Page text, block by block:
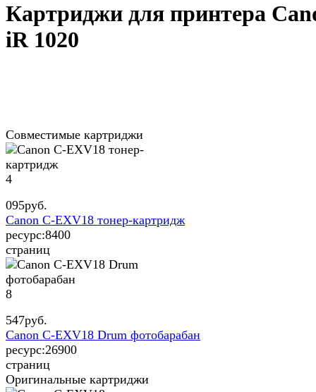
Картриджи для принтера
iR 1020
Совместимые картриджи
4
095руб.
Canon C-EXV18 тонер-картридж
ресурс:8400
страниц
8
547руб.
Canon C-EXV18 Drum фотобарабан
ресурс:26900
страниц
Оригинальные картриджи